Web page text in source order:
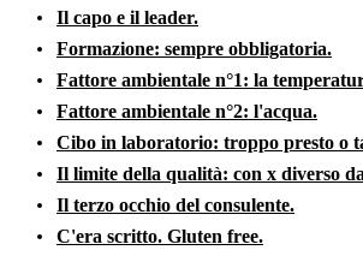
Il capo e il leader.
Formazione: sempre obbligatoria.
Fattore ambientale n°1: la
Fattore ambientale n°2: l'acqua.
Cibo in laboratorio: troppo presto o
Il limite della qualità: con x diverso
Il terzo occhio del consulente.
C'era scritto. Gluten free.